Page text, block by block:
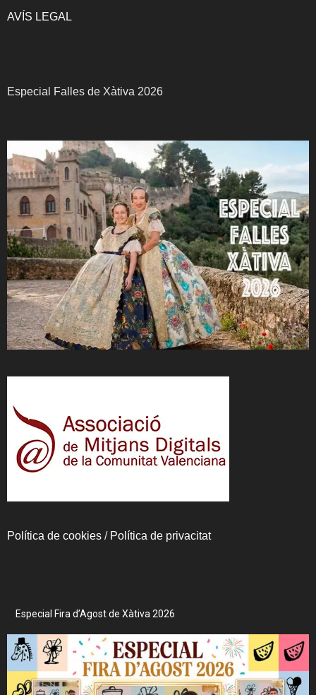
AVÍS LEGAL
Especial Falles de Xàtiva 2026
Política de cookies / Política de privacitat
Especial Fira d’Agost de Xàtiva 2026